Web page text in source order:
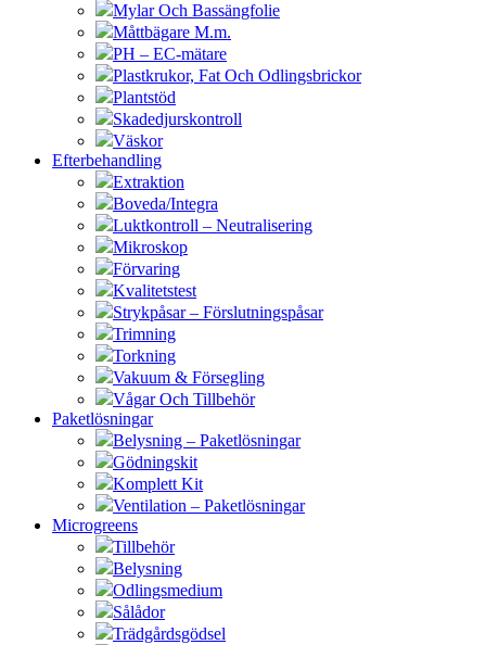
Mylar Och Bassängfolie
Måttbägare M.m.
PH – EC-mätare
Plastkrukor, Fat Och Odlingsbrickor
Plantstöd
Skadedjurskontroll
Väskor
Efterbehandling
Extraktion
Boveda/Integra
Luktkontroll – Neutralisering
Mikroskop
Förvaring
Kvalitetstest
Strykpåsar – Förslutningspåsar
Trimning
Torkning
Vakuum & Försegling
Vågar Och Tillbehör
Paketlösningar
Belysning – Paketlösningar
Gödningskit
Komplett Kit
Ventilation – Paketlösningar
Microgreens
Tillbehör
Belysning
Odlingsmedium
Sålådor
Trädgårdsgödsel